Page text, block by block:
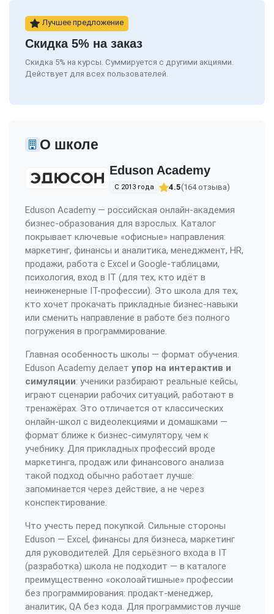
Лучшее предложение
Скидка 5% на заказ
Скидка 5% на курсы. Суммируется с другими акциями.
Действует для всех пользователей.
О школе
Eduson Academy
С 2013 года 4.5(164 отзыва)
Eduson Academy — российская онлайн-академия
бизнес-образования для взрослых. Каталог
покрывает ключевые «офисные» направления:
маркетинг, финансы и аналитика, менеджмент, HR,
продажи, работа с Excel и Google-таблицами,
психология, вход в IT (для тех, кто идёт в
неинженерные IT-профессии). Это школа для тех,
кто хочет прокачать прикладные бизнес-навыки
или сменить направление в работе без полного
погружения в программирование.
Главная особенность школы — формат обучения.
Eduson Academy делает упор на интерактив и
симуляции: ученики разбирают реальные кейсы,
играют сценарии рабочих ситуаций, работают в
тренажёрах. Это отличается от классических
онлайн-школ с видеолекциями и домашками —
формат ближе к бизнес-симулятору, чем к
учебнику. Для прикладных профессий вроде
маркетинга, продаж или финансового анализа
такой подход обычно работает лучше:
запоминается через действие, а не через
конспектирование.
Что учесть перед покупкой. Сильные стороны
Eduson — Excel, финансы для бизнеса, маркетинг
для руководителей. Для серьёзного входа в IT
(разработка) школа не подходит — в каталоге
преимущественно «околоайтишные» профессии
без программирования: продакт-менеджер,
аналитик, QA без кода. Для программистов лучше